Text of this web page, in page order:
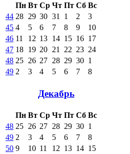
Пн Вт Ср Чт Пт Сб Вс
44 28 29 30 31 1 2
3
45 4 5 6 7 8 9
10
46 11 12 13 14 15 16 17
47 18 19 20 21 22 23 24
48 25 26 27 28 29 30 1
49 2 3 4 5 6 7 8
Декабрь
Пн Вт Ср Чт Пт Сб Вс
48 25 26 27 28 29 30 1
49 2 3 4 5 6 7
8
50 9 10 11 12 13 14 15